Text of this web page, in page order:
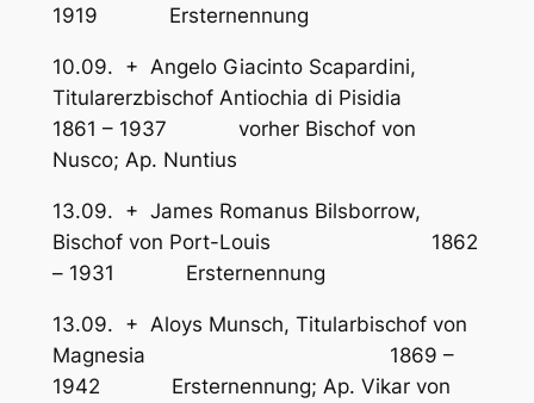
1919 Ersternennung
10.09. + Angelo Giacinto Scapardini,
Titularerzbischof Antiochia di Pisidia
1861 – 1937 vorher Bischof von
Nusco; Ap. Nuntius
13.09. + James Romanus Bilsborrow,
Bischof von Port-Louis 1862
– 1931 Ersternennung
13.09. + Aloys Munsch, Titularbischof von
Magnesia 1869 –
1942 Ersternennung; Ap. Vikar von